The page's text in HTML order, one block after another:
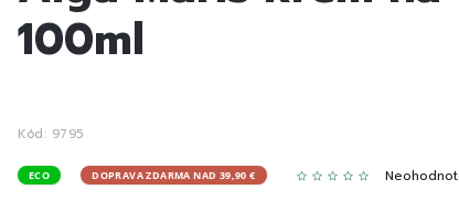
100ml
Kód: 9795
ECO DOPRAVA ZDARMA NAD 39,90 €